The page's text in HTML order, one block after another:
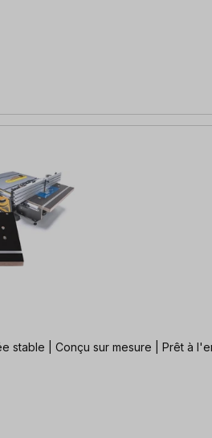
stable | Conçu sur mesure | Prêt à